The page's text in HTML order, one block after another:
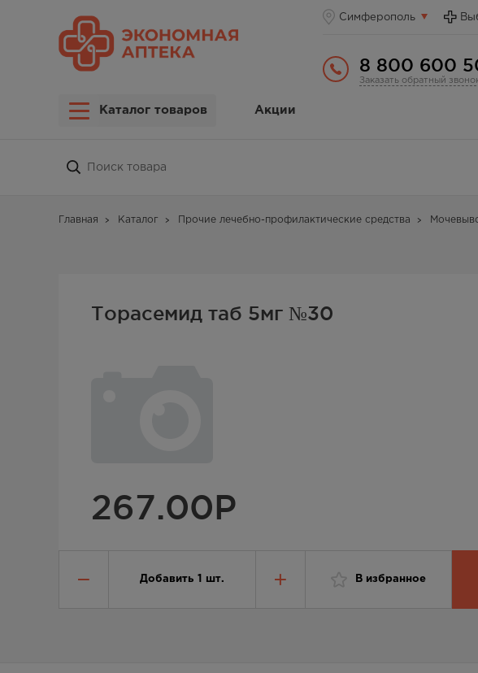
Симферополь
8 800 600
Заказать обратный
Каталог товаров Акции
Главная Каталог Прочие лечебно-профилактические средства
Торасемид таб 5мг №30
267.00Р
Добавить 1 шт. В избранное